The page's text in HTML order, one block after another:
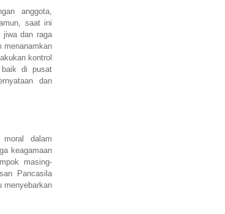
anggota,
saat ini
jiwa dan raga
menanamkan
kontrol
baik di pusat
dan
dalam
keagamaan
masing-
Pancasila
menyebarkan